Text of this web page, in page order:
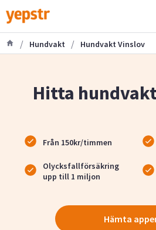
/ Hundvakt / Hundvakt Vinslov
Hitta
Från 150kr/timmen
Olycksfallförsäkring
upp till 1 miljon
Hämta